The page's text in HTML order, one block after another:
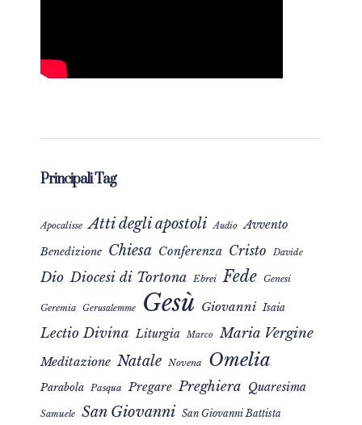
Principali Tag
Apocalisse Atti degli apostoli Audio Avvento
Benedizione Chiesa Conferenza Cristo Davide
Dio Diocesi di Tortona Ebrei Fede Genesi
Geremia Gerusalemme Gesù Giovanni Isaia
Lectio Divina Liturgia Marco Maria Vergine
Meditazione Natale Novena Omelia
Parabola Pasqua Pregare Preghiera Quaresima
Samuele San Giovanni San Giovanni Battista